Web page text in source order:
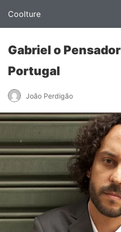
Coolture
Gabriel o
Portugal
João Perdigão